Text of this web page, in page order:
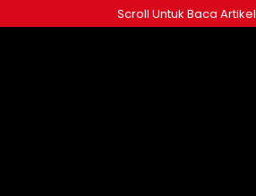
to
Scroll Untuk Baca Artikel